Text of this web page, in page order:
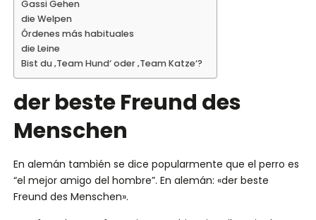
Gassi Gehen
die Welpen
Órdenes más habituales
die Leine
Bist du ‚Team Hund‘ oder ‚Team Katze‘?
der beste Freund des
Menschen
En alemán también se dice popularmente que el perro es
“el mejor amigo del hombre”. En alemán: «der beste
Freund des Menschen».